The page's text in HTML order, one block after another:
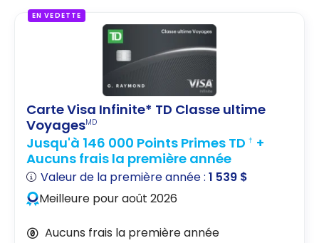
EN VEDETTE
Carte Visa Infinite* TD Classe ultime
VoyagesMD
Jusqu'à 146 000 Points Primes TD † +
Aucuns frais la première année
Valeur de la première année :1 539 $
Meilleure pour août 2026
Aucuns frais la première année